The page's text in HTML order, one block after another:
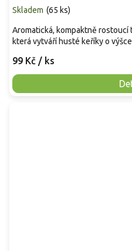
Skladem (65 ks)
99 Kč / ks
Aromatická, kompaktně
která vytváří husté keříky o